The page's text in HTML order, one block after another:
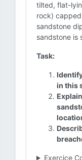
tilted, flat-
rock)
sandstone
sandstone is
Task:
in this
Exercice